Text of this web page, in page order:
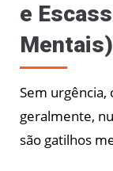
e
Mentais)
Sem urgência,
geralmente,
são gatilhos